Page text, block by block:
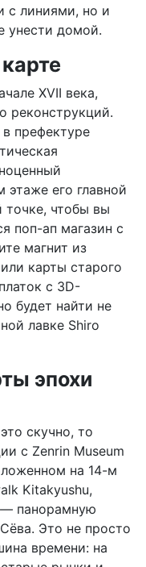
с линиями, но и
унести домой.
XVII века,
реконструкций.
префектуре
этаже его главной
чтобы вы
поп-ап магазин с
магнит из
карты старого
с 3D-
будет найти не
лавке Shiro
эпохи
скучно, то
с Zenrin Museum
на 14-м
Kitakyushu,
— панорамную
Это не просто
времени: на